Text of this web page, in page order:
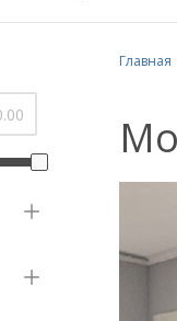
Главная